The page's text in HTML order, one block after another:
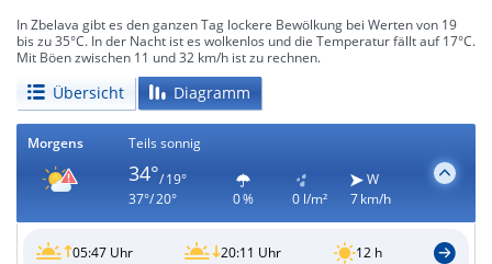
In Zbelava gibt es den ganzen Tag lockere Bewölkung bei Werten von 19
bis zu 35°C. In der Nacht ist es wolkenlos und die Temperatur fällt auf 17°C.
Mit Böen zwischen 11 und 32 km/h ist zu rechnen.
Übersicht Diagramm
Morgens Teils sonnig
34°/ 19°
37°/ 20°
0 % 0 l/m²
W
7 km/h
05:47 Uhr 20:11 Uhr 12 h